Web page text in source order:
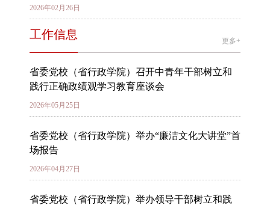
2026年02月26日
工作信息 更多+
省委党校（省行政学院）召开中青年干部树立和
践行正确政绩观学习教育座谈会
2026年05月25日
省委党校（省行政学院）举办“廉洁文化大讲堂”首
场报告
2026年04月27日
省委党校（省行政学院）举办领导干部树立和践